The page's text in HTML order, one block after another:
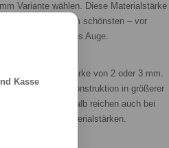
Variante wählen. Diese Materialstärke
50 x 40 cm am schönsten – vor
Dibond ins Auge.
eine Plattenstärke von 2 oder 3 mm.
oder an einer Konstruktion in größerer
Deshalb reichen auch bei
diese beiden Materialstärken.
Kasse